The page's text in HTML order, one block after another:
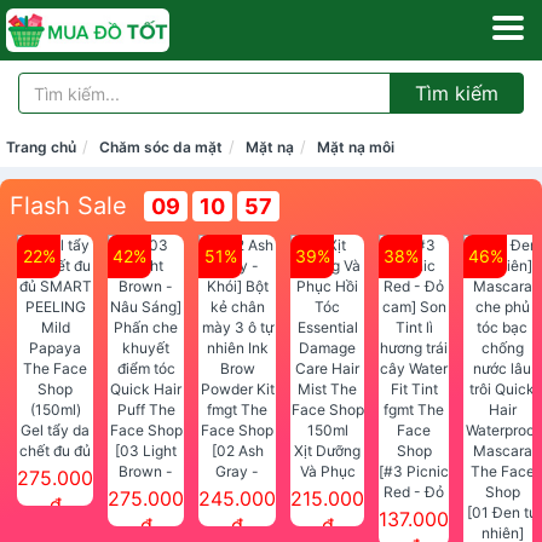
Tìm kiếm
Trang chủ Chăm sóc da mặt Mặt nạ Mặt nạ môi
Flash Sale 09 10 56
22%
Gel tẩy da
chết đu đủ
SMART
PEELING
275.000
đ
42%
[03 Light
Brown -
Nâu Sáng]
Phấn che
275.000
đ
51%
[02 Ash
Gray -
Khói] Bột
kẻ chân
245.000
đ
39%
Xịt Dưỡng
Và Phục
Hồi Tóc
Essential
215.000
đ
38%
[#3 Picnic
Red - Đỏ
cam] Son
137.000
46%
[01 Đen tự
nhiên]